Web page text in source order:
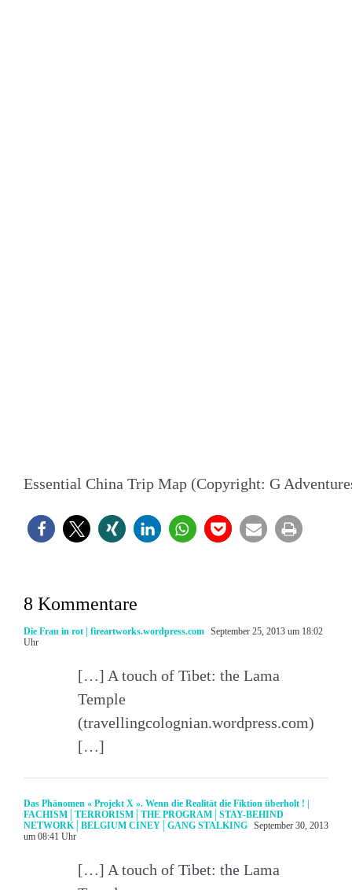
Essential China Trip Map (Copyright: G
8 Kommentare
Die Frau in rot | fireartworks.wordpress.com September 25, 2013 um 18:02
Uhr
[…] A touch of Tibet: the Lama
Temple
(travellingcolognian.wordpress.com)
[…]
Das Phänomen « Projekt X ». Wenn die Realität die Fiktion überholt ! |
FACHISM│TERRORISM│THE PROGRAM│STAY-BEHIND
NETWORK│BELGIUM CINEY│GANG STALKING September 30, 2013
um 08:41 Uhr
[…] A touch of Tibet: the Lama